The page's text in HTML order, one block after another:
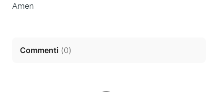
Amen
Commenti (0)